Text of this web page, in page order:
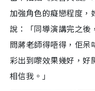
加強角色的癡戀程度，
說：「同導演講完之後
問蔣老師得唔得，佢呆
彩出到嚟效果幾好，好
相信我。」